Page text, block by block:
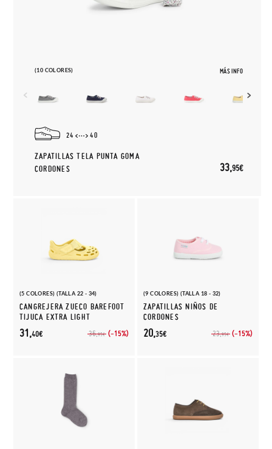
(10 COLORES) MÁS INFO
24 40
ZAPATILLAS TELA PUNTA GOMA
CORDONES
33,95€
(5 COLORES) (TALLA 22 - 34)
CANGREJERA ZUECO BAREFOOT
TIJUCA EXTRA LIGHT
36,95€ (-15%)
31,40€
(9 COLORES) (TALLA 18 - 32)
ZAPATILLAS NIÑOS DE
CORDONES
23,95€ (-15%)
20,35€